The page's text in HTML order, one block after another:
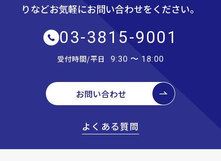
りなどお気軽にお問い合わせをください。
03-3815-9001
受付時間/平日 9:30 〜 18:00
お問い合わせ
よくある質問